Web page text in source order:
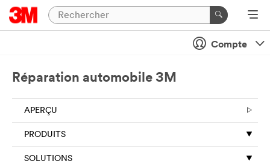
Compte
Réparation automobile 3M
APERÇU
PRODUITS
SOLUTIONS